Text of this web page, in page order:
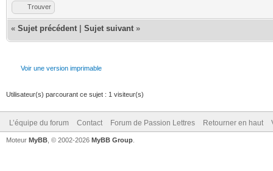
Trouver
« Sujet précédent Sujet suivant »
Voir une version imprimable
Utilisateur(s) parcourant ce sujet : 1 visiteur(s)
L’équipe du forum Contact Forum de Passion Lettres Retourner en haut
Moteur MyBB , © 2002-2026 MyBB Group